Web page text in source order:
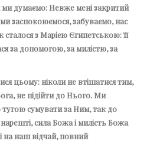
думаємо: Невже мені закритий
заспокоюємося, забуваємо, нас
з Марією Єгипетською: її
за допомогою, за милістю, за
цьому: ніколи не втішатися тим,
не підійти до Нього. Ми
сумувати за Ним, так до
сила Божа і милість Божа
на наш відчай, повний